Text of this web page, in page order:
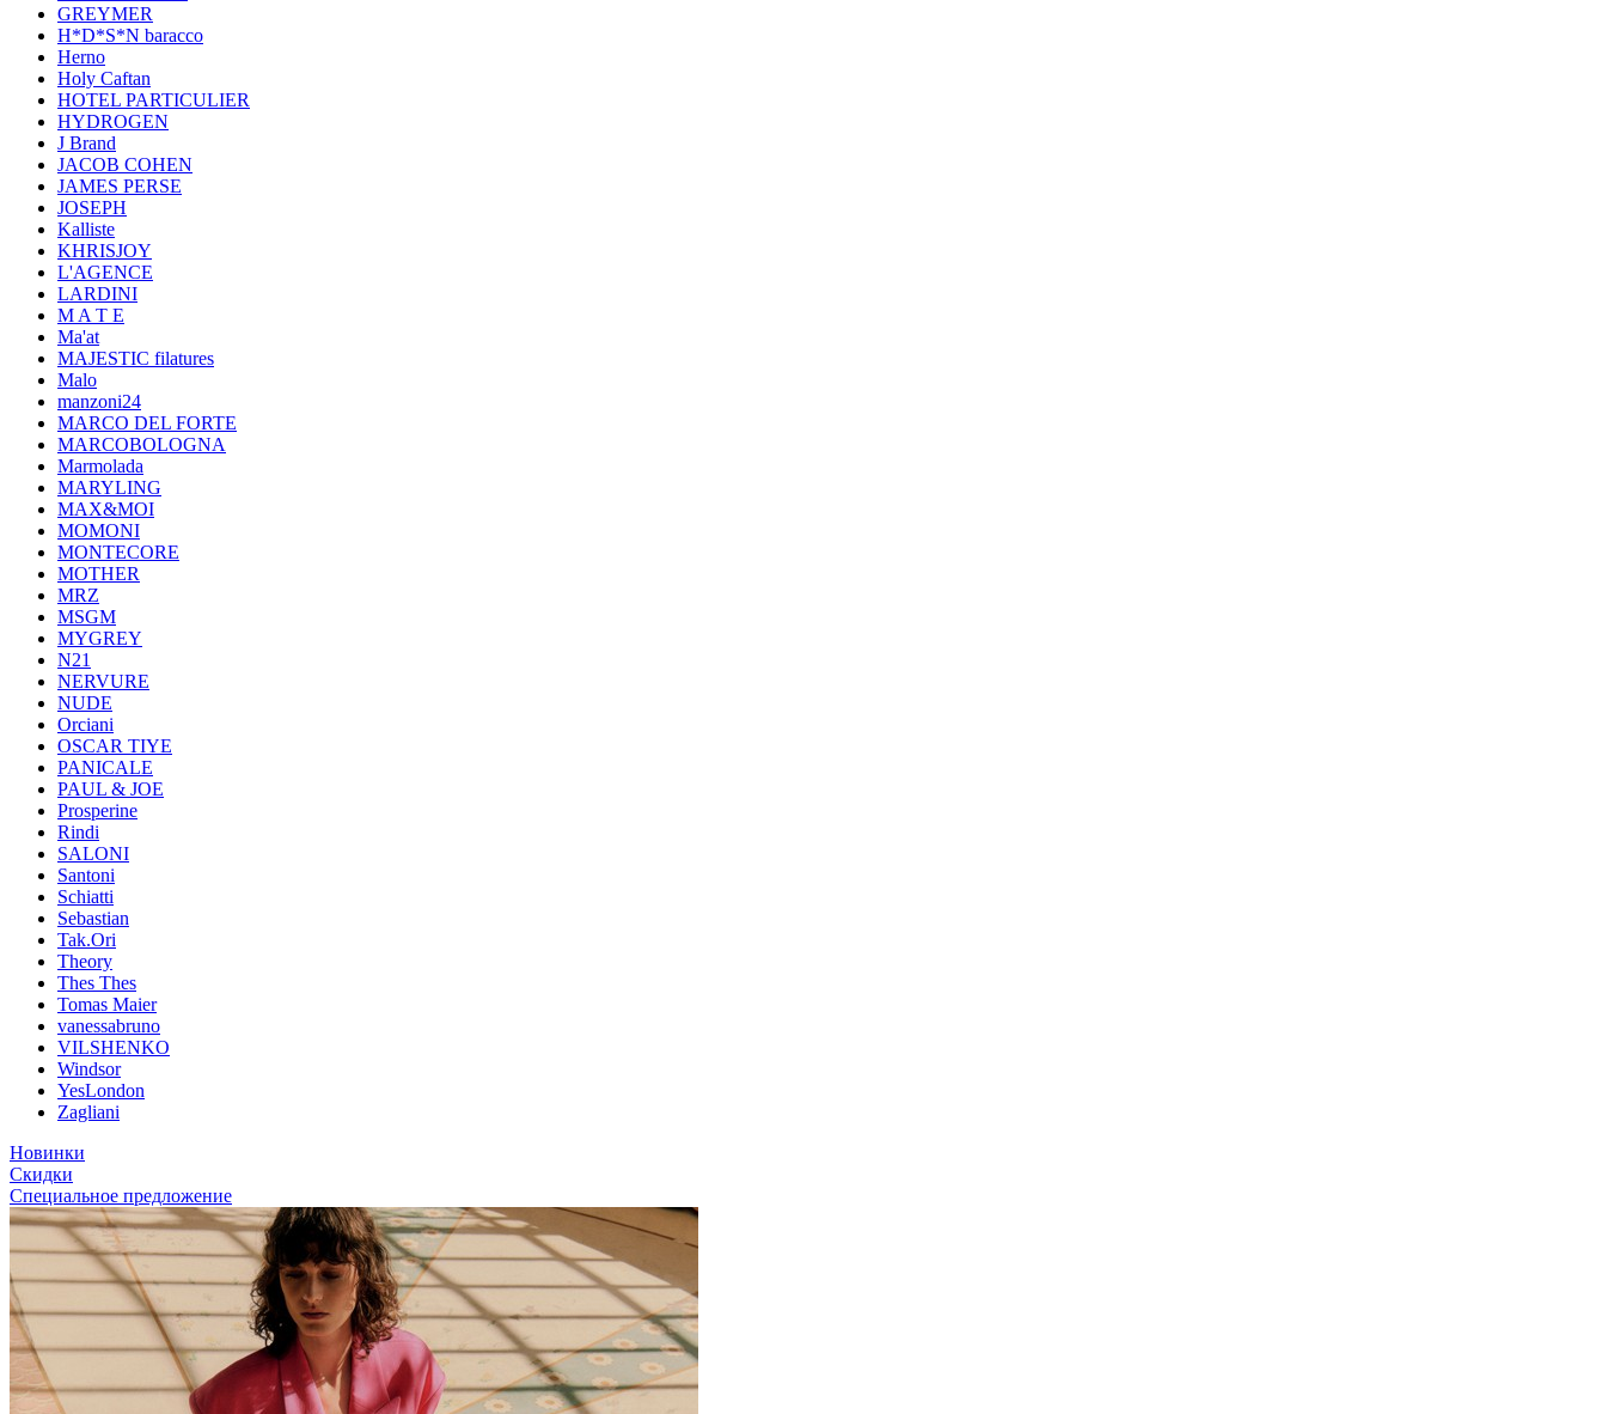
GREYMER
H*D*S*N baracco
Herno
Holy Caftan
HOTEL PARTICULIER
HYDROGEN
J Brand
JACOB COHEN
JAMES PERSE
JOSEPH
Kalliste
KHRISJOY
L'AGENCE
LARDINI
M A T E
Ma'at
MAJESTIC filatures
Malo
manzoni24
MARCO DEL FORTE
MARCOBOLOGNA
Marmolada
MARYLING
MAX&MOI
MOMONI
MONTECORE
MOTHER
MRZ
MSGM
MYGREY
N21
NERVURE
NUDE
Orciani
OSCAR TIYE
PANICALE
PAUL & JOE
Prosperine
Rindi
SALONI
Santoni
Schiatti
Sebastian
Tak.Ori
Theory
Thes Thes
Tomas Maier
vanessabruno
VILSHENKO
Windsor
YesLondon
Zagliani
Новинки
Скидки
Специальное предложение